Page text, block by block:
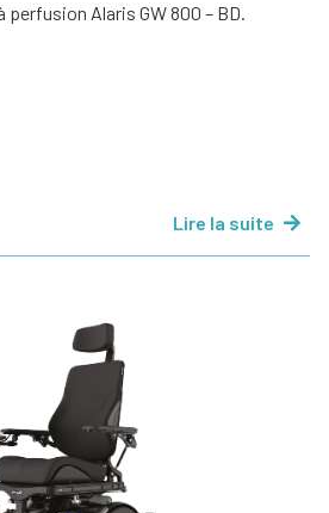
Alaris GW 800 – BD.
Lire la suite